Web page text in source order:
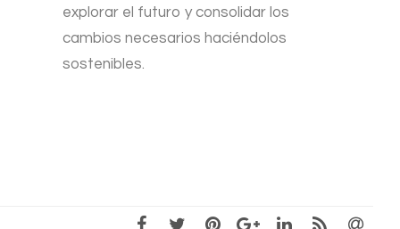
explorar el futuro y consolidar los
cambios necesarios haciéndolos
sostenibles.